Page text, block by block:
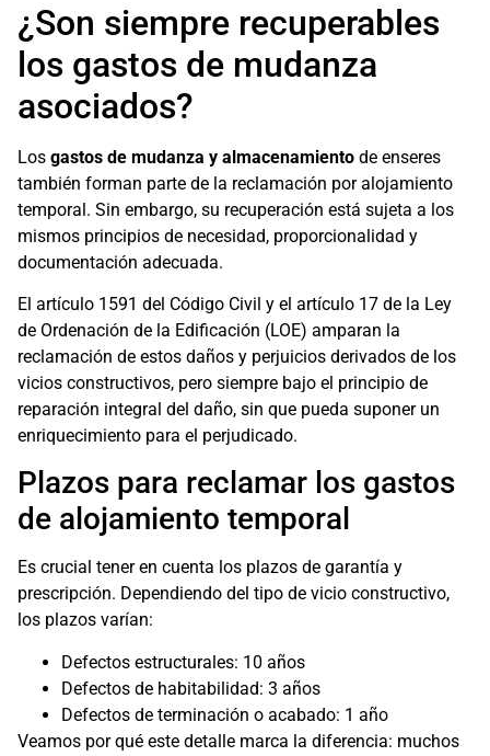
¿Son siempre recuperables
los gastos de mudanza
asociados?
Los gastos de mudanza y almacenamiento de enseres
también forman parte de la reclamación por alojamiento
temporal. Sin embargo, su recuperación está sujeta a los
mismos principios de necesidad, proporcionalidad y
documentación adecuada.
El artículo 1591 del Código Civil y el artículo 17 de la Ley
de Ordenación de la Edificación (LOE) amparan la
reclamación de estos daños y perjuicios derivados de los
vicios constructivos, pero siempre bajo el principio de
reparación integral del daño, sin que pueda suponer un
enriquecimiento para el perjudicado.
Plazos para reclamar los gastos
de alojamiento temporal
Es crucial tener en cuenta los plazos de garantía y
prescripción. Dependiendo del tipo de vicio constructivo,
los plazos varían:
Defectos estructurales: 10 años
Defectos de habitabilidad: 3 años
Defectos de terminación o acabado: 1 año
Veamos por qué este detalle marca la diferencia: muchos